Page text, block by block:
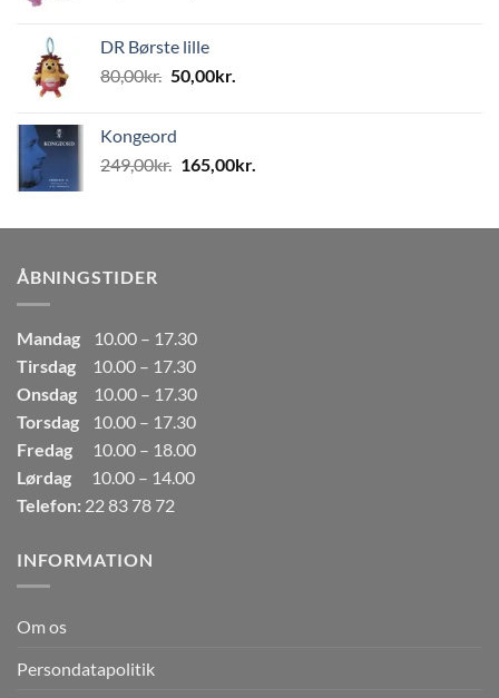
var:
80,00kr..50,00kr..
DR Børste lille
80,00kr. Den
var:
80,00kr..
50,00kr.
50,00kr..
Kongeord
249,00kr. Den
var:
165,00kr.
er:
ÅBNINGSTIDER
Mandag
10.00 – 17.30
Tirsdag
10.00 – 17.30
Onsdag
10.00 – 17.30
Torsdag
10.00 – 17.30
Fredag
10.00 – 18.00
Lørdag
10.00 – 14.00
Telefon: 22 83 78 72
INFORMATION
Om os
Persondatapolitik